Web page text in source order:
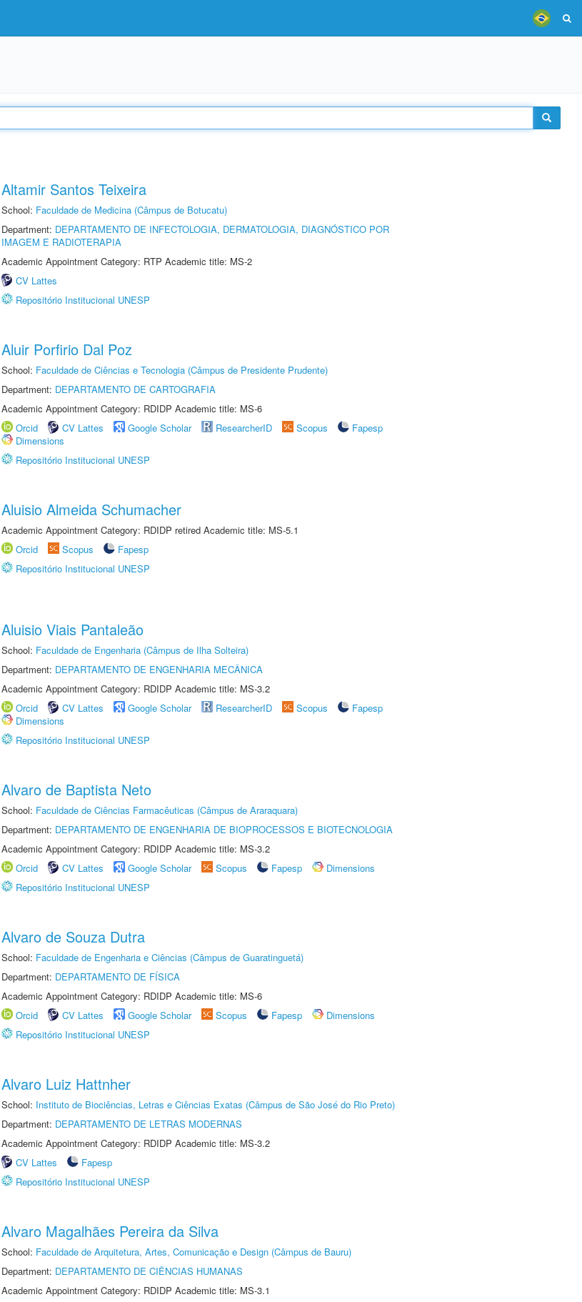
Altamir Santos Teixeira
School: Faculdade de Medicina (Câmpus de Botucatu)
Department: DEPARTAMENTO DE INFECTOLOGIA, DERMATOLOGIA, DIAGNÓSTICO POR
IMAGEM E RADIOTERAPIA
Academic Appointment Category: RTP Academic title: MS-2
CV Lattes
Repositório Institucional UNESP
Aluir Porfirio Dal Poz
School: Faculdade de Ciências e Tecnologia (Câmpus de Presidente Prudente)
Department: DEPARTAMENTO DE CARTOGRAFIA
Academic Appointment Category: RDIDP Academic title: MS-6
Orcid
CV Lattes Google Scholar ResearcherID Scopus
Fapesp
Dimensions
Repositório Institucional UNESP
Aluisio Almeida Schumacher
Academic Appointment Category: RDIDP retired Academic title: MS-5.1
Orcid
Scopus
Fapesp
Repositório Institucional UNESP
Aluisio Viais Pantaleão
School: Faculdade de Engenharia (Câmpus de Ilha Solteira)
Department: DEPARTAMENTO DE ENGENHARIA MECÂNICA
Academic Appointment Category: RDIDP Academic title: MS-3.2
Orcid
CV Lattes Google Scholar ResearcherID Scopus
Fapesp
Dimensions
Repositório Institucional UNESP
Alvaro de Baptista Neto
School: Faculdade de Ciências Farmacêuticas (Câmpus de Araraquara)
Department: DEPARTAMENTO DE ENGENHARIA DE BIOPROCESSOS E BIOTECNOLOGIA
Academic Appointment Category: RDIDP Academic title: MS-3.2
Orcid
CV Lattes Google Scholar Scopus Fapesp
Dimensions
Repositório Institucional UNESP
Alvaro de Souza Dutra
School: Faculdade de Engenharia e Ciências (Câmpus de Guaratinguetá)
Department: DEPARTAMENTO DE FÍSICA
Academic Appointment Category: RDIDP Academic title: MS-6
Orcid
CV Lattes Google Scholar Scopus Fapesp
Dimensions
Repositório Institucional UNESP
Alvaro Luiz Hattnher
School: Instituto de Biociências, Letras e Ciências Exatas (Câmpus de São José do Rio Preto)
Department: DEPARTAMENTO DE LETRAS MODERNAS
Academic Appointment Category: RDIDP Academic title: MS-3.2
CV Lattes
Fapesp
Repositório Institucional UNESP
Alvaro Magalhães Pereira da Silva
School: Faculdade de Arquitetura, Artes, Comunicação e Design (Câmpus de Bauru)
Department: DEPARTAMENTO DE CIÊNCIAS HUMANAS
Academic Appointment Category: RDIDP Academic title: MS-3.1